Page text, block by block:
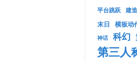
平台跳跃 建造
末日 横板动
神话 科幻
第三人